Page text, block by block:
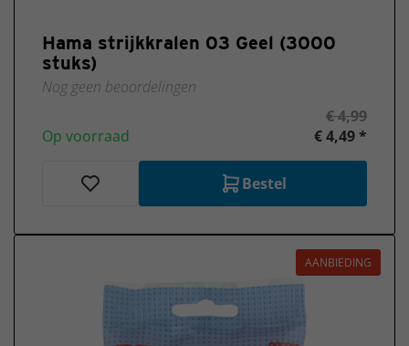
Hama strijkkralen 03 Geel (3000
stuks)
Nog geen beoordelingen
Op voorraad
€ 4,99
€ 4,49 *
Bestel
AANBIEDING